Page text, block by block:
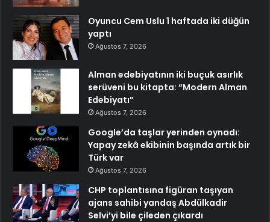
Oyuncu Cem Uslu 1 haftada iki düğün
yaptı
Ağustos 7, 2026
Alman edebiyatının iki buçuk asırlık
serüveni bu kitapta: “Modern Alman
Edebiyatı”
Ağustos 7, 2026
Google’da taşlar yerinden oynadı:
Yapay zekâ ekibinin başında artık bir
Türk var
Ağustos 7, 2026
CHP toplantısına figüran taşıyan
ajans sahibi yandaş Abdülkadir
Selvi’yi bile çileden çıkardı